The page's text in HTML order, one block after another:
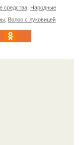
средства Народные
Волос с луковицей